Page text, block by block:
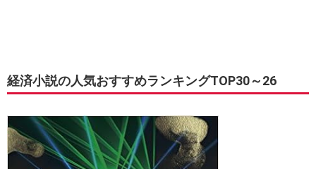
経済小説の人気おすすめランキングTOP30～26